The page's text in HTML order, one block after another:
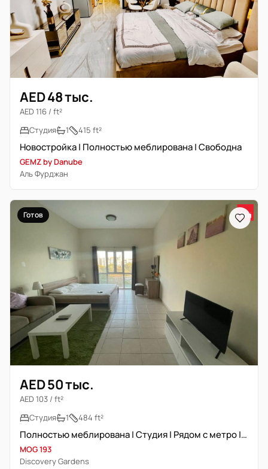
AED 48 тыс.
AED 116 / ft²
Студия
1 415 ft²
Новостройка | Полностью меблирована | Свободна
GEMZ by Danube
Аль Фурджан
Готов
AED 50 тыс.
AED 103 / ft²
Студия
1 484 ft²
Полностью меблирована | Студия | Рядом с метро | Свободна
MOG 193
Discovery Gardens